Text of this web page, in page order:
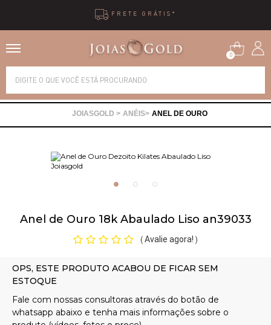
0
ANÉIS ANEL DE OURO
Anel de Ouro 18k Abaulado Liso an39033
( Avalie agora! )
Alianças
Brincos
Pingentes
Pulseiras